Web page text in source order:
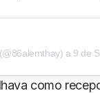
(@86alemthay) a 9 de Set, 2020 às
como